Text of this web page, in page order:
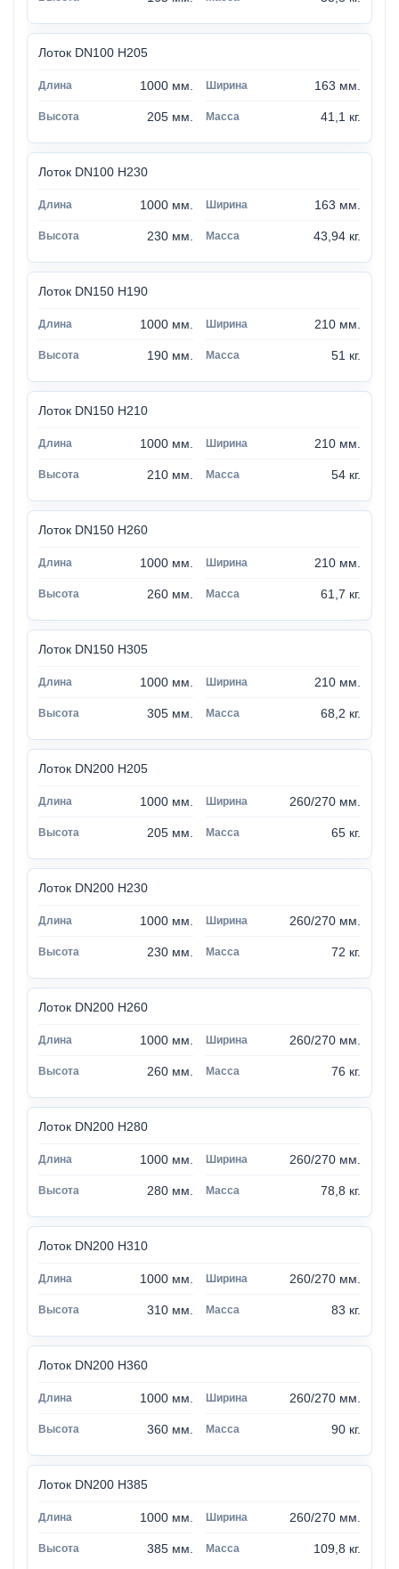
Лоток DN100 H205
1000 мм. 163 мм.
205 мм. 41,1 кг.
Лоток DN100 H230
1000 мм. 163 мм.
230 мм. 43,94 кг.
Лоток DN150 H190
1000 мм. 210 мм.
190 мм. 51 кг.
Лоток DN150 H210
1000 мм. 210 мм.
210 мм. 54 кг.
Лоток DN150 H260
1000 мм. 210 мм.
260 мм. 61,7 кг.
Лоток DN150 H305
1000 мм. 210 мм.
305 мм. 68,2 кг.
Лоток DN200 H205
1000 мм. 260/270 мм.
205 мм. 65 кг.
Лоток DN200 H230
1000 мм. 260/270 мм.
230 мм. 72 кг.
Лоток DN200 H260
1000 мм. 260/270 мм.
260 мм. 76 кг.
Лоток DN200 H280
1000 мм. 260/270 мм.
280 мм. 78,8 кг.
Лоток DN200 H310
1000 мм. 260/270 мм.
310 мм. 83 кг.
Лоток DN200 H360
1000 мм. 260/270 мм.
360 мм. 90 кг.
Лоток DN200 H385
1000 мм. 260/270 мм.
385 мм. 109,8 кг.